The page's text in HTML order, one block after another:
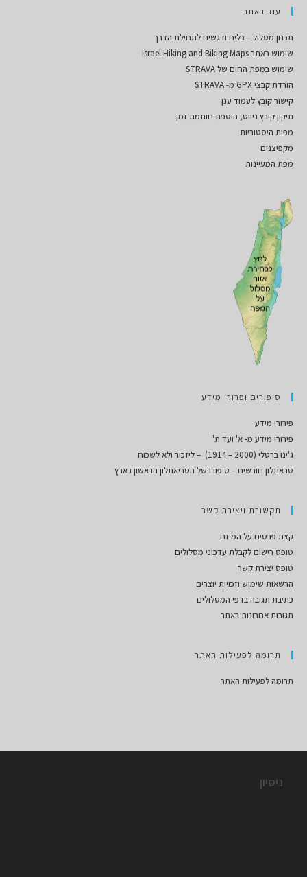
עוד באתר
תכנון מסלול – כלים ודגשים לתחילת הדרך
שימוש באתר Israel Hiking and Biking Maps
שימוש במפת החום של STRAVA
הורדת קבצי GPX מ- STRAVA
קישור קובץ לעמוד ענן
תיקון קובץ ניווט, הוספת חותמת זמן
מפות היסטוריות
מקפיצנים
מפת המעיינות
סיפורים ופרורי מידע
פירורי מידע
פירורי מידע מ- א' ועד ת'
ג'ינו ברטלי (2000 – 1914) – ליזכור ולא לשכוח
טראתלון חורשים – סיפורו של הטריאתלון הראשון בארץ
תקשורת ויצירת קשר
קצת פרטים על המיזם
טופס רישום לקבלת עדכוני מסלולים
טופס יצירת קשר
הרשאות שימוש וזכויות יוצרים
כתיבת תגובה בדפי המסלולים
תגובות אחרונות באתר
תרומה לפעילות האתר
תרומה לפעילות האתר
ניסיון